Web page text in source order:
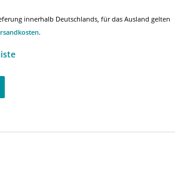
innerhalb Deutschlands, für das Ausland gelten
.